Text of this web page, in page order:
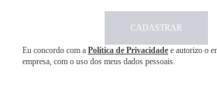
CADASTRAR
Eu concordo com a Política de Privacidade e autorizo o
empresa, com o uso dos meus dados pessoais.